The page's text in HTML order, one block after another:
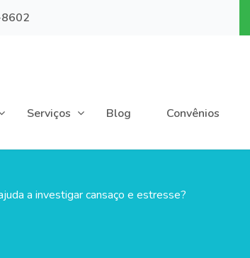
Serviços Blog Convênios
a investigar cansaço e estresse?